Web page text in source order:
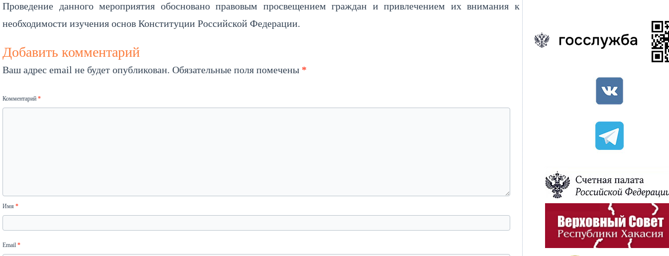
Проведение данного мероприятия обосновано правовым просвещением граждан и привлечением их внимания к
необходимости изучения основ Конституции Российской Федерации.
Добавить комментарий
Ваш адрес email не будет опубликован. Обязательные поля помечены *
Комментарий *
Имя *
Email *